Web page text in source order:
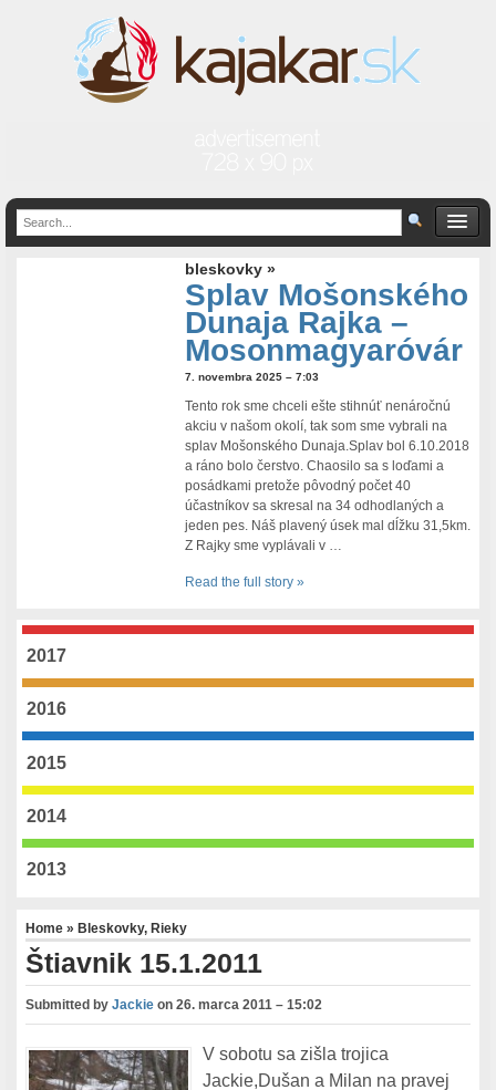
bleskovky »
Splav Mošonského
Dunaja Rajka –
Mosonmagyaróvár
7. novembra 2025 – 7:03
Tento rok sme chceli ešte stihnúť nenáročnú
akciu v našom okolí, tak som sme vybrali na
splav Mošonského Dunaja.Splav bol 6.10.2018
a ráno bolo čerstvo. Chaosilo sa s loďami a
posádkami pretože pôvodný počet 40
účastníkov sa skresal na 34 odhodlaných a
jeden pes. Náš plavený úsek mal dĺžku 31,5km.
Z Rajky sme vyplávali v …
Read the full story »
2017
2016
2015
2014
2013
Home» Bleskovky, Rieky
Štiavnik 15.1.2011
Submitted byJackie on26. marca 2011 – 15:02
V sobotu sa zišla trojica
Jackie,Dušan a Milan na pravej